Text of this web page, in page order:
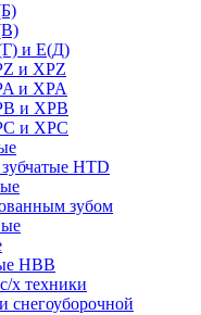
и Е(Д)
и XPZ
и XPA
и XPB
и XPC
HTD
зубом
HBB
х техники
снегоуборочной